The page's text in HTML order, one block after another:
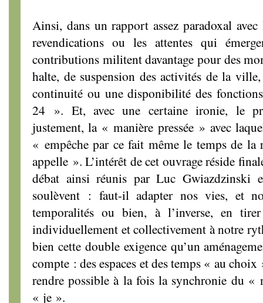
Ainsi, dans un rapport assez paradoxal
revendications ou les attentes qui
contributions militent davantage pour des
halte, de suspension des activités de la
continuité ou une disponibilité des
24 ». Et, avec une certaine ironie, le
justement, la « manière pressée » avec
« empêche par ce fait même le temps de
appelle ». L’intérêt de cet ouvrage réside
débat ainsi réunis par Luc Gwiazdzinski
soulèvent : faut-il adapter nos vies, et
temporalités ou bien, à l’inverse, en
individuellement et collectivement à notre
bien cette double exigence qu’un
compte : des espaces et des temps « au
rendre possible à la fois la synchronie du
« je ».